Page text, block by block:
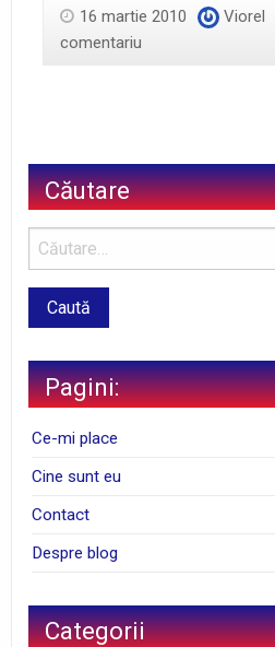
16 martie 2010 Viorel
comentariu
Căutare
Pagini:
Ce-mi place
Cine sunt eu
Contact
Despre blog
Categorii